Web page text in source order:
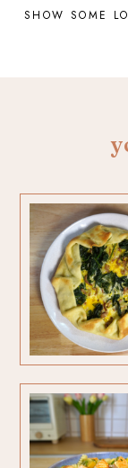
SHOW SOME